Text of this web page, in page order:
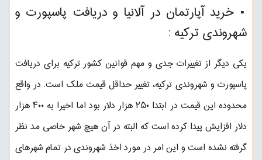
▪︎ خرید آپارتمان در آلانیا و دریافت پاسپورت و
شهروندی ترکیه :
یکی دیگر از تغییرات جدی و مهم قوانین کشور ترکیه برای دریافت
پاسپورت و شهروندی ترکیه، تغییر حداقل قیمت ملک است. در واقع
محدوده این قیمت در ابتدا ۲۵۰ هزار دلار بود اما اخیرا به ۴۰۰ هزار
دلار افزایش پیدا کرده است که البته در آن هیچ شهر خاصی مد نظر
گرفته نشده است و این امر در مورد اخذ شهروندی در تمام شهرهای